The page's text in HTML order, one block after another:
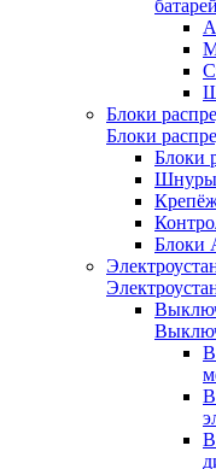
батарей
Блоки
Блоки
Блоки
Шнуры
Блоки